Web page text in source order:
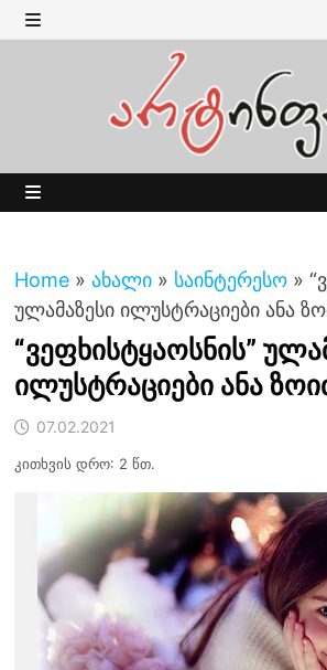
Skip
to MENU
Home » ახალი » საინტერესო »
ულამაზესი ილუსტრაციები ანა
“ვეფხისტყაოსნის”
ილუსტრაციები ანა
07.02.2021
კითხვის დრო: 2 წთ.